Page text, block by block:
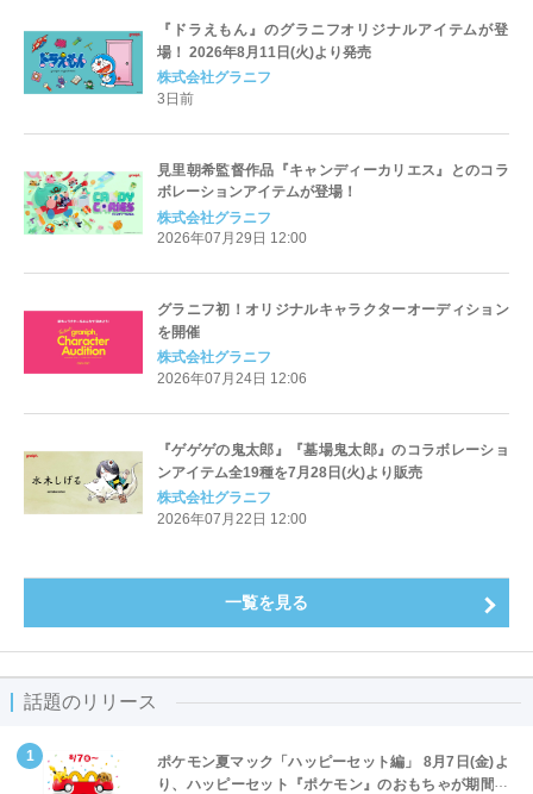
『ドラえもん』のグラニフオリジナルアイテムが登
場！ 2026年8月11日(火)より発売
株式会社グラニフ
3日前
見里朝希監督作品『キャンディーカリエス』とのコラ
ボレーションアイテムが登場！
株式会社グラニフ
2026年07月29日 12:00
グラニフ初！オリジナルキャラクターオーディション
を開催
株式会社グラニフ
2026年07月24日 12:06
『ゲゲゲの鬼太郎』『墓場鬼太郎』のコラボレーショ
ンアイテム全19種を7月28日(火)より販売
株式会社グラニフ
2026年07月22日 12:00
一覧を見る
話題のリリース
ポケモン夏マック「ハッピーセット編」 8月7日(金)よ
り、ハッピーセット『ポケモン』のおもちゃが期間限